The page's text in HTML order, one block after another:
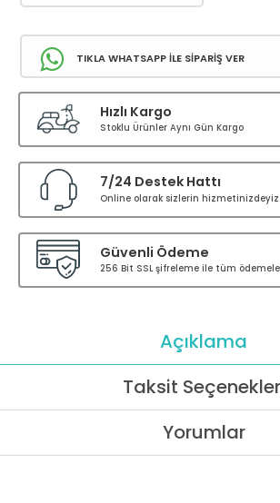
TIKLA WHATSAPP İLE SİPARİŞ VER
Hızlı Kargo
Stoklu Ürünler Aynı Gün Kargo
7/24 Destek Hattı
Online olarak sizlerin hizmetinizdeyiz.
Güvenli Ödeme
256 Bit SSL şifreleme ile tüm
Açıklama
Taksit
Yorumlar